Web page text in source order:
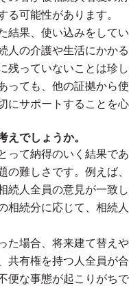
る可能性があります。
結果、使い込みをしてい
人の介護や生活にかかる
残っていないことは珍し
っても、他の証拠から使
にサポートすることを心
えでしょうか。
って納得のいく結果であ
の難しさです。例えば、
続人全員の意見が一致し
相続分に応じて、相続人
た場合、将来建て替えや
共有権を持つ人全員が合
便な事態が起こりがちで